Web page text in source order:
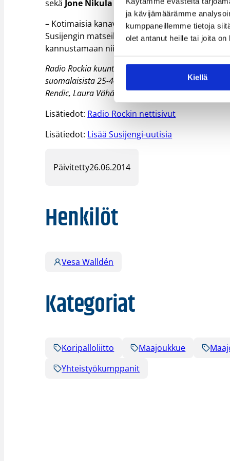
ja kävijämäärämme
kumppaneillemme tietoja
olet antanut heille tai joita
Kiellä
sekä Jone Nikula Marce Rendic.
– Kotimaisia kanavalla soivia rock-artisteja on
Susijengin matseihin. Koko Radio Rockin
kannustamaan niin sanotusti työn merkeissä
Radio Rockia kuuntelee joka viikko noin 700 000
suomalaisista 25-44–vuotiaista miehistä.
Rendic, Laura Vähähyyppä, Klaus Flaming ja Jussi
Lisätiedot: Radio Rockin nettisivut
Lisätiedot: Lisää Susijengi-uutisia
Päivitetty26.06.2014
Henkilöt
Vesa Walldén
Kategoriat
Koripalloliitto Maajoukkue
Yhteistyökumppanit